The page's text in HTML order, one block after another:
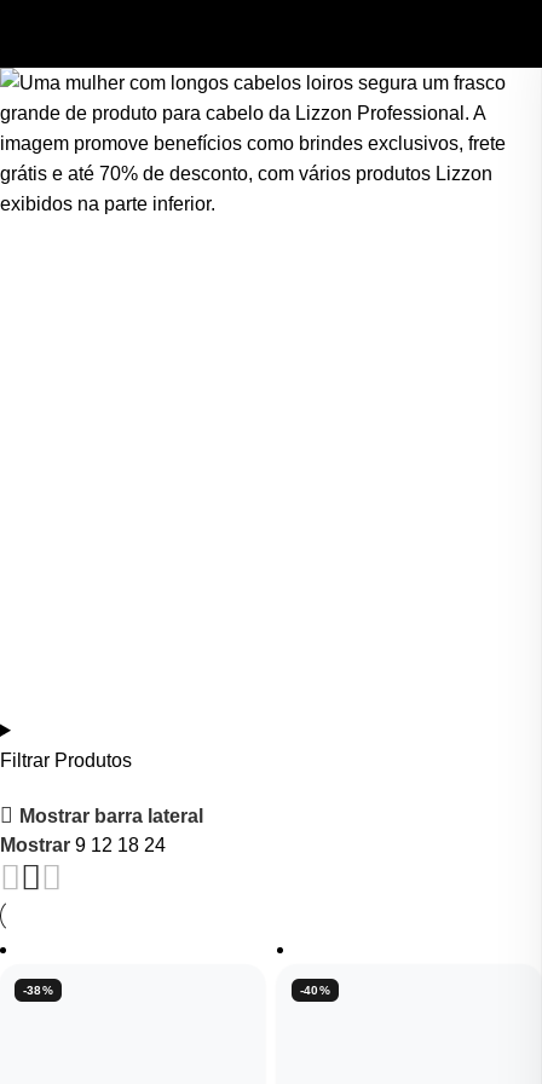
Filtrar Produtos
Mostrar barra lateral
Mostrar 9 12 18 24
-38% -40%